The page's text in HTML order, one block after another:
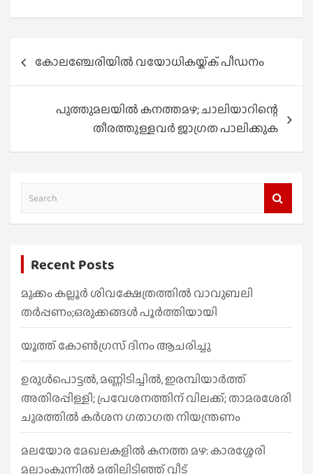
navigation
കോലഞ്ചേരിയിൽ വയോധികയ്ക്ക് പീഡനം
പുത്തുമലയിൽ കനത്തമഴ; ചാലിയാറിന്റെ
തീരത്തുള്ളവർ ജാഗ്രത പാലിക്കുക
a
h
Recent Posts
മുക്കം കല്ലൂർ ശിവക്ഷേത്രത്തിൽ വാവുബലി
തർപ്പണം;ഒരുക്കങ്ങൾ പൂർത്തിയായി
യൂത്ത് കോൺഗ്രസ് ദിനം ആചരിച്ചു
ഉരുൾപൊട്ടൽ, മണ്ണിടിച്ചിൽ, ഇരമ്പിയാര്‍ത്ത്
അതിരപ്പിള്ളി; പ്രവേശനത്തിന് വിലക്ക്; താമരശേരി
ചുരത്തില്‍ കര്‍ശന ഗതാഗത നിയന്ത്രണം
മലയോര മേഖലകളിൽ കനത്ത മഴ: കാരശ്ശേരി
മലാംകുന്നിൽ മതിലിടിഞ്ഞ് വീട്